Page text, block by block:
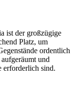
ist der großzügige
Platz, um
ordentlich
und
erforderlich sind.